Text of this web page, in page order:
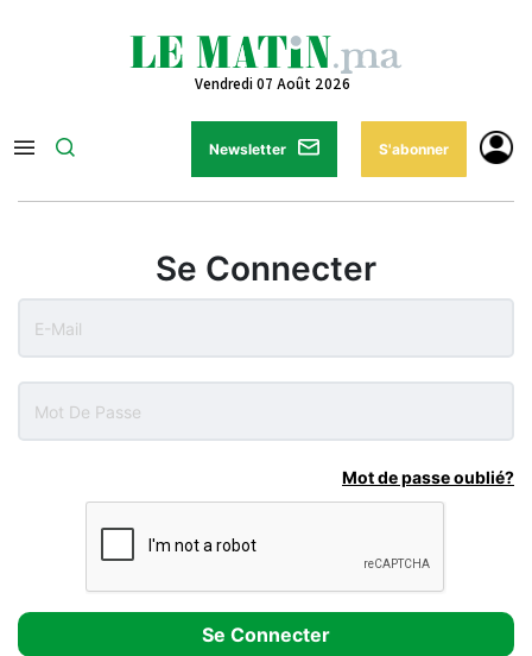
Vendredi 07 Août 2026
Newsletter S'abonner
Se Connecter
Mot de passe oublié?